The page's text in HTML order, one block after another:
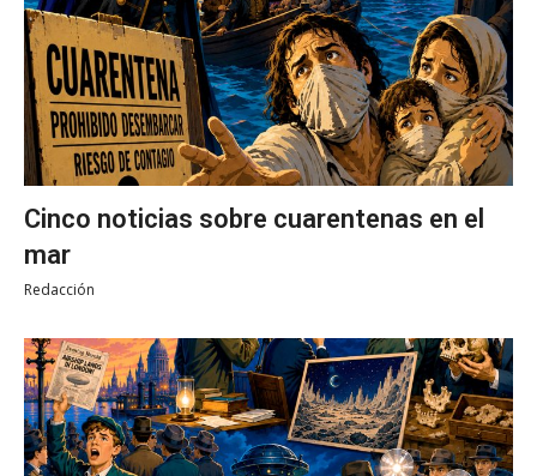
Cinco noticias sobre cuarentenas en el
mar
Redacción